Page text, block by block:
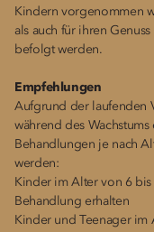
Kindern vorgenommen
als auch für ihren
befolgt werden.
Empfehlungen
Aufgrund der laufenden
während des
Behandlungen je nach
werden:
Kinder im Alter von 6
Behandlung erhalten
Kinder und Teenager im